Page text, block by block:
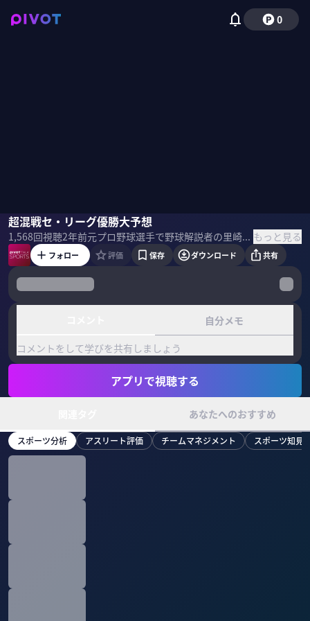
0
超混戦セ・リーグ優勝大予想
1,568回視聴2年前 元プロ野球選手で野球解説者の里崎智也氏をゲストに招き、セ・リーグ前半戦の各チーム総括と後半戦の展開を分析。昨年優勝の阪神、現在首位の巨人の後半戦の展開は？ ＜ゲスト＞ 里崎智也｜野球解説者 98年のドラフト2位で千葉ロッテマリーンズを逆指名し、05年にチームの日本一に貢献翌年の第1回WBCでは正捕手として日本を世界一に導き、ベストナインにも選出された。 15年より千葉ロッテマリーンズのスペシャルアドバイザー。 ＜目次＞ もっと見る
里崎智也
フォロー 評価 保存 ダウンロード 共有
自分メモ
コメントをして学びを共有しましょう
アプリで視聴する
あなたへのおすすめ
スポーツ分析 アスリート評価 チームマネジメント スポーツ知見